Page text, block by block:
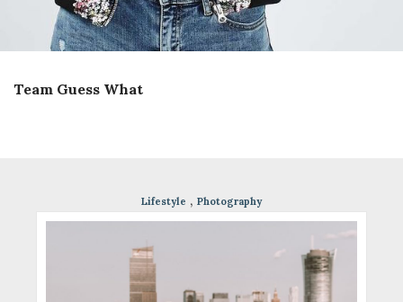
Team Guess What
Photography